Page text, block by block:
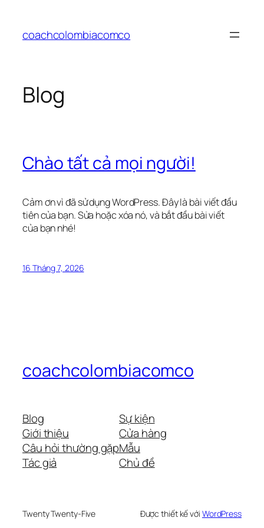
phầncoachcolombiacomco
Blog
Chào tất cả mọi người!
Cảm ơn vì đã sử dụng WordPress. Đây là bài viết đầu
tiên của bạn. Sửa hoặc xóa nó, và bắt đầu bài viết
của bạn nhé!
16 Tháng 7, 2026
coachcolombiacomco
Blog
Giới thiệu
Câu hỏi thường gặp
Tác giả
Sự kiện
Cửa hàng
Mẫu
Chủ đề
Twenty Twenty-Five Được thiết kế với WordPress